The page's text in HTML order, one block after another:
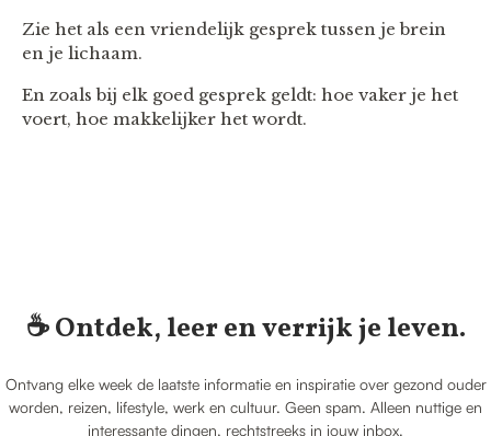
Zie het als een vriendelijk gesprek tussen je brein
en je lichaam.
En zoals bij elk goed gesprek geldt: hoe vaker je het
voert, hoe makkelijker het wordt.
☕️ Ontdek, leer en verrijk je leven.
Ontvang elke week de laatste informatie en inspiratie over gezond ouder
worden, reizen, lifestyle, werk en cultuur. Geen spam. Alleen nuttige en
interessante dingen, rechtstreeks in jouw inbox.